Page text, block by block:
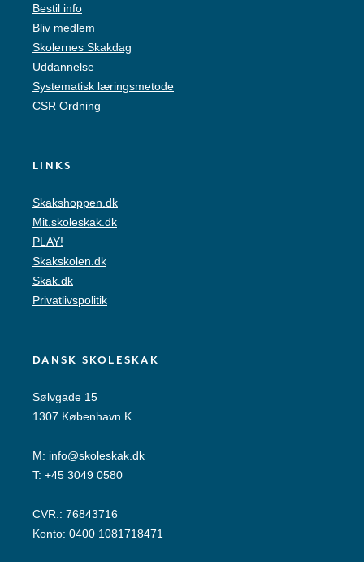
Bestil info
Bliv medlem
Skolernes Skakdag
Uddannelse
Systematisk læringsmetode
CSR Ordning
LINKS
Skakshoppen.dk
Mit.skoleskak.dk
PLAY!
Skakskolen.dk
Skak.dk
Privatlivspolitik
DANSK SKOLESKAK
Sølvgade 15
1307 København K
M: info@skoleskak.dk
T: +45 3049 0580
CVR.: 76843716
Konto: 0400 1081718471